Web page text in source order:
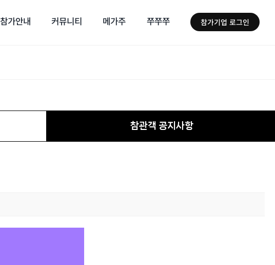
참가안내 커뮤니티 메가주 쭈쭈쭈 참가기업 로그인
참관객 공지사항